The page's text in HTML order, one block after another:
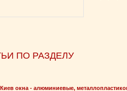
ПО РАЗДЕЛУ
Киев окна - алюминиевые,